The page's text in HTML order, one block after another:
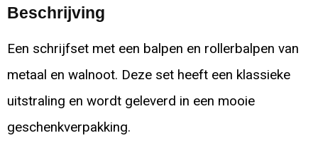
Beschrijving
Een schrijfset met een balpen en rollerbalpen van
metaal en walnoot. Deze set heeft een klassieke
uitstraling en wordt geleverd in een mooie
geschenkverpakking.